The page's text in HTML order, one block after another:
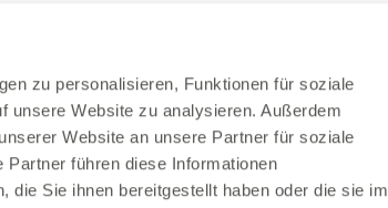
zu personalisieren, Funktionen für soziale
unsere Website zu analysieren. Außerdem
Website an unsere Partner für soziale
Partner führen diese Informationen
die Sie ihnen bereitgestellt haben oder die sie im